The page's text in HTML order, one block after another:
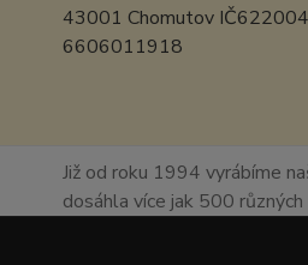
43001 Chomutov
6606011918
Již od roku 1994 vyrábíme
dosáhla více jak 500